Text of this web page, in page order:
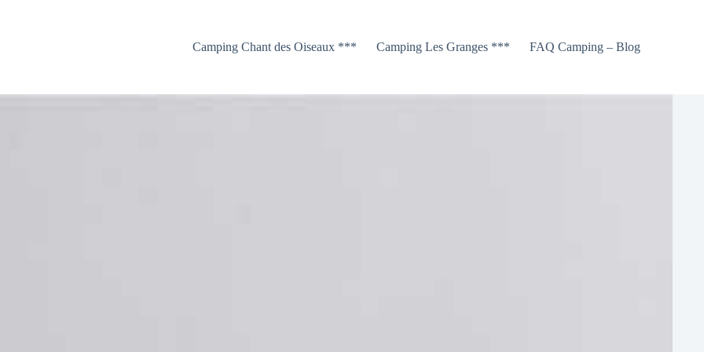
Camping Chant des Oiseaux ***
Camping Les Granges *** FAQ Camping – Blog